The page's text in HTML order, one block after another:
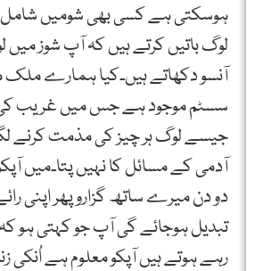
ہوسکتی ہے کسی بھی شومیں
لوگ باتیں کرتے ہیں کہ آپ شوز میں
آنسو دکھاتے ہیں۔کیا ہمارے ملک
سسٹم موجود ہے جس میں غریب
جیسے لوگ ہر چیز کی مذمت کرنے
آدمی کے مسائل کا نہیں پتا۔میں
دو دن میرے ساتھ گزارو پھر اپنی
تبدیل ہوجائے گی آپ جو کہتی ہو
رہے ہوتے ہیں آپکو معلوم ہے اُنکی